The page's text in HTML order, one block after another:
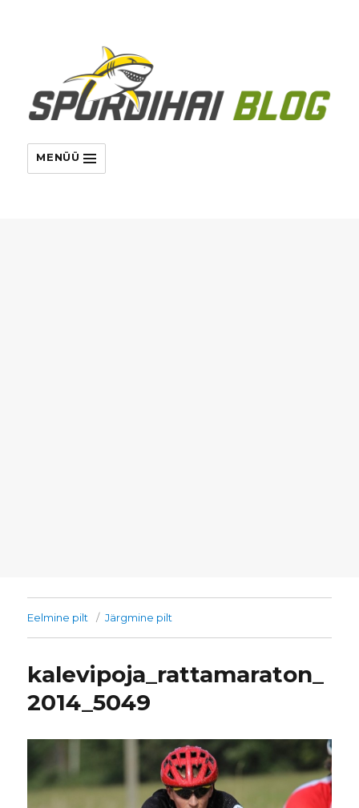
MENÜÜ
Eelmine pilt Järgmine pilt
kalevipoja_rattamaraton_
2014_5049